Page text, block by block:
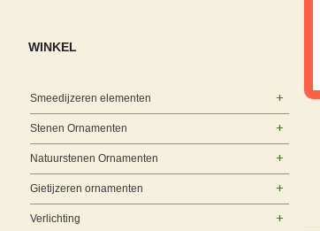
WINKEL
Smeedijzeren elementen
Stenen Ornamenten
Natuurstenen Ornamenten
Gietijzeren ornamenten
Verlichting